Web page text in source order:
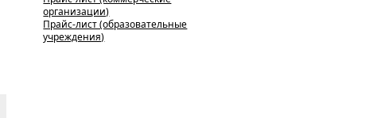
организации)
Прайс-лист (образовательные
учреждения)